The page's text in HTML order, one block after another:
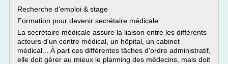
Recherche d'emploi & stage
Formation pour devenir secrétaire médicale
La secrétaire médicale assure la liaison entre les différents
acteurs d'un centre médical, un hôpital, un cabinet
médical... À part ces différentes tâches d'ordre administratif,
elle doit gérer au mieux le planning des médecins, mais doit